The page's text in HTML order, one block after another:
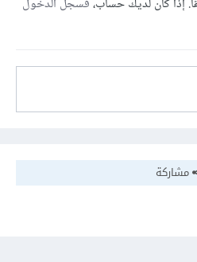
إذا كان لديك حساب،فسجل الدخول
مشاركة